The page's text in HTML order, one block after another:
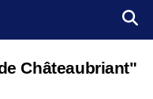
Châteaubriant"